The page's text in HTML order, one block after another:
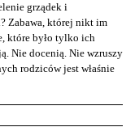
grządek i
Zabawa, której nikt im
które było tylko ich
Nie docenią. Nie wzruszy
rodziców jest właśnie